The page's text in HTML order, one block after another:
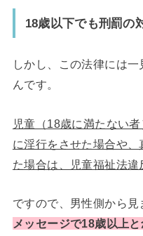
18歳以下でも刑罰の
しかし、この法律には
んです。
児童（18歳に満たない
に淫行をさせた場合や、
た場合は、児童福祉法違
ですので、男性側から見
メッセージで18歳以上